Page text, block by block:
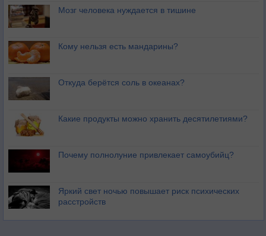
Мозг человека нуждается в тишине
Кому нельзя есть мандарины?
Откуда берётся соль в океанах?
Какие продукты можно хранить десятилетиями?
Почему полнолуние привлекает самоубийц?
Яркий свет ночью повышает риск психических
расстройств